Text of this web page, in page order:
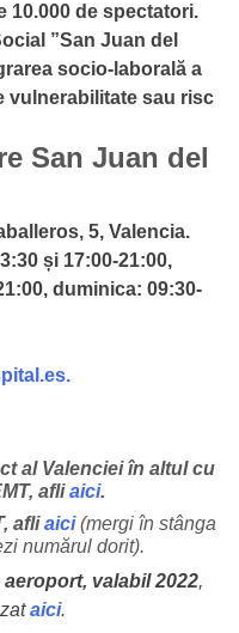
10.000 de spectatori.
”San Juan del
socio-laborală a
vulnerabilitate sau risc
San Juan del
5, Valencia.
și 17:00-21:00,
duminica: 09:30-
al Valenciei în altul cu
afliaici.
afli aici(mergi în stânga
numărul dorit).
valabil 2022,
aici.